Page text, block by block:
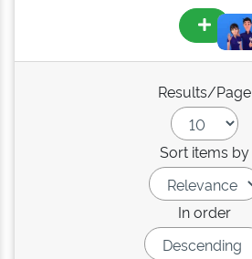
Results/Page
Sort items by
In order